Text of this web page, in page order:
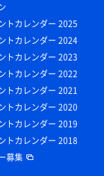
トカレンダー 2025
トカレンダー 2024
トカレンダー 2023
トカレンダー 2022
トカレンダー 2021
トカレンダー 2020
トカレンダー 2019
トカレンダー 2018
募集